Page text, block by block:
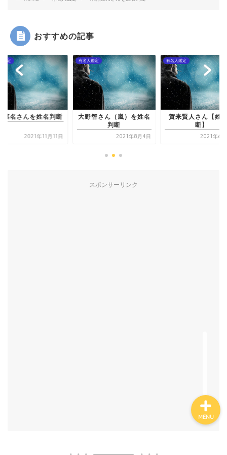
おすすめの記事
鑑定
菜名さんを姓名判断
2021年11月11日
有名人鑑定
大野智さん（嵐）を姓名
判断
2021年8月4日
有名人鑑定
賀来賢人さん【姓
断】
2021年6
スポンサーリンク
MENU